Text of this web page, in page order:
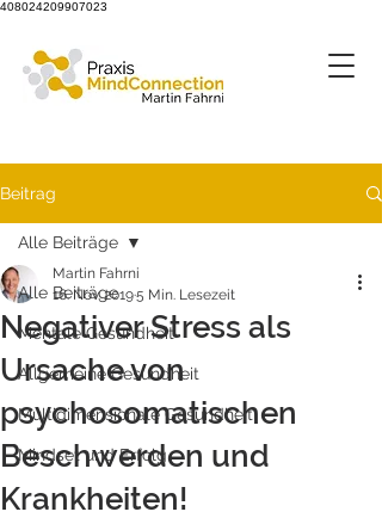
408024209907023
Beitrag
Alle Beiträge
Mentale Gesundheit
Allgemeine Gesundheit
Multidimensionale Gesundheit
Mindset und Erfolg
Alle Beiträge
Negativer Stress als
Ursache von
psychosomatischen
Beschwerden und
Krankheiten!
Martin Fahrni
16. Nov. 20195 Min. Lesezeit